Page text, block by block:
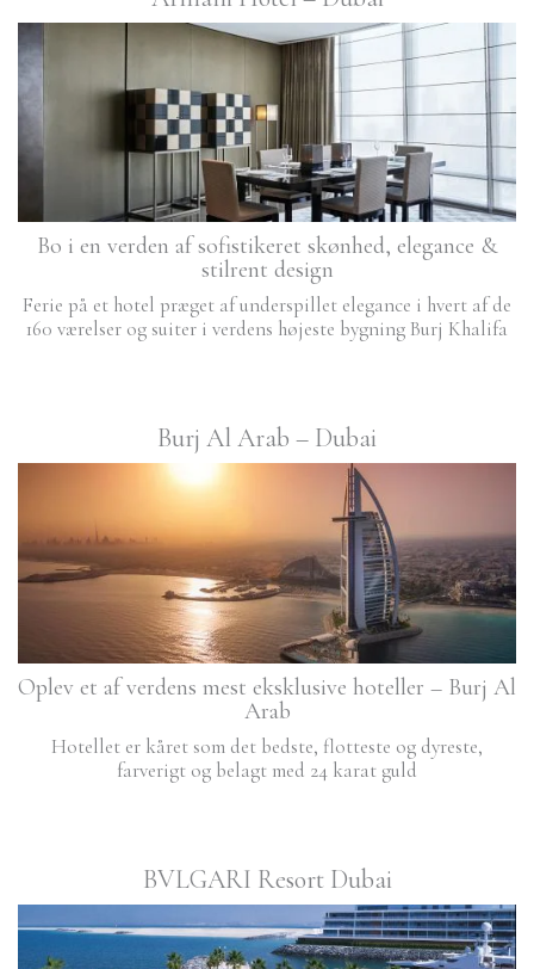
Bo i en verden af sofistikeret skønhed, elegance &
stilrent design
Ferie på et hotel præget af underspillet elegance i hvert af de
160 værelser og suiter i verdens højeste bygning Burj Khalifa
Burj Al Arab – Dubai
Oplev et af verdens mest eksklusive hoteller – Burj Al
Arab
Hotellet er kåret som det bedste, flotteste og dyreste,
farverigt og belagt med 24 karat guld
BVLGARI Resort Dubai